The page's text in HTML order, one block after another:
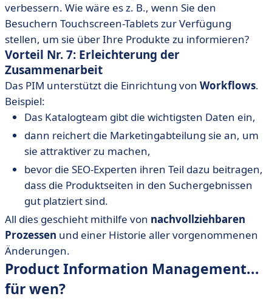
verbessern. Wie wäre es z. B., wenn Sie den
Besuchern Touchscreen-Tablets zur Verfügung
stellen, um sie über Ihre Produkte zu informieren?
Vorteil Nr. 7: Erleichterung der
Zusammenarbeit
Das PIM unterstützt die Einrichtung von Workflows.
Beispiel:
Das Katalogteam gibt die wichtigsten Daten ein,
dann reichert die Marketingabteilung sie an, um
sie attraktiver zu machen,
bevor die SEO-Experten ihren Teil dazu beitragen,
dass die Produktseiten in den Suchergebnissen
gut platziert sind.
All dies geschieht mithilfe von nachvollziehbaren
Prozessen und einer Historie aller vorgenommenen
Änderungen.
Product Information Management...
für wen?